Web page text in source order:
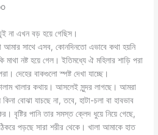
না এখন বড় হয়ে গেছিস।
সাথে এসব, কোনদিনতো এভাবে কথা হয়নি
মাথা নষ্ট হয়ে গেল। ইতিমধ্যে ঐ মহিলার শাড়ি পরা
দেহের বাকগুলো স্পষ্ট দেখা যাচ্ছে।
খালার কথায়। আসলেই সুন্দর লাগছে। আমরা
বোঝা যাচছে না, তবে, হাটা-চলা বা হাবভাব
বৃষ্টির পানি তার সমস্ত ক্লেদ ধুয়ে নিয়ে গেছে,
পড়ছে সারা শরীর থেকে। খালা আমাকে হাত